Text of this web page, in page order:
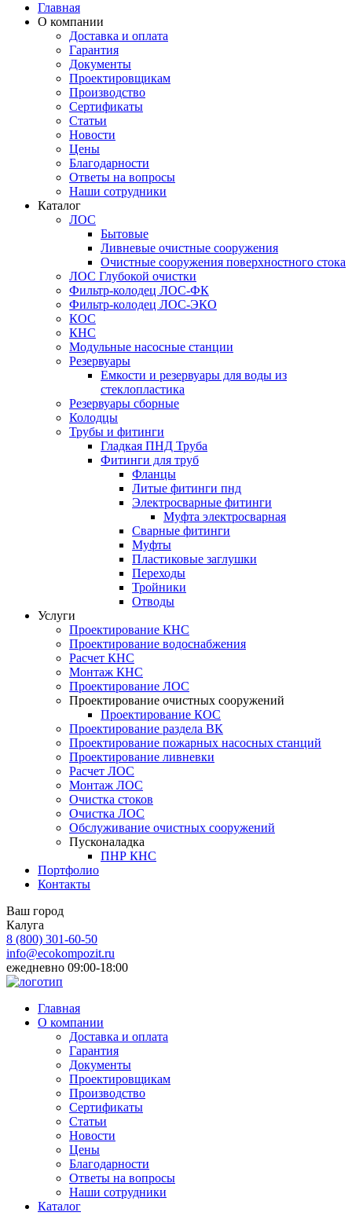
Главная
О компании
Доставка и оплата
Гарантия
Документы
Проектировщикам
Производство
Сертификаты
Статьи
Новости
Цены
Благодарности
Ответы на вопросы
Наши сотрудники
Каталог
ЛОС
Бытовые
Ливневые очистные сооружения
Очистные сооружения поверхностного стока
ЛОС Глубокой очистки
Фильтр-колодец ЛОС-ФК
Фильтр-колодец ЛОС-ЭКО
КОС
КНС
Модульные насосные станции
Резервуары
Емкости и резервуары для воды из
стеклопластика
Резервуары сборные
Колодцы
Трубы и фитинги
Гладкая ПНД Труба
Фитинги для труб
Фланцы
Литые фитинги пнд
Электросварные фитинги
Муфта электросварная
Сварные фитинги
Муфты
Пластиковые заглушки
Переходы
Тройники
Отводы
Услуги
Проектирование КНС
Проектирование водоснабжения
Расчет КНС
Монтаж КНС
Проектирование ЛОС
Проектирование очистных сооружений
Проектирование КОС
Проектирование раздела ВК
Проектирование пожарных насосных станций
Проектирование ливневки
Расчет ЛОС
Монтаж ЛОС
Очистка стоков
Очистка ЛОС
Обслуживание очистных сооружений
Пусконаладка
ПНР КНС
Портфолио
Контакты
Ваш город
Калуга
8 (800) 301-60-50
info@ecokompozit.ru
ежедневно 09:00-18:00
Главная
О компании
Доставка и оплата
Гарантия
Документы
Проектировщикам
Производство
Сертификаты
Статьи
Новости
Цены
Благодарности
Ответы на вопросы
Наши сотрудники
Каталог